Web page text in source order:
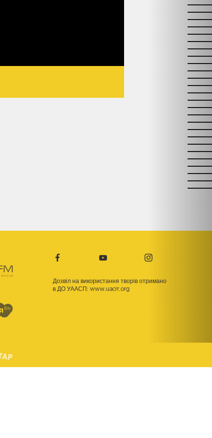
Дозвіл на використання творів отримано
в ДО УААСП: www.uacrr.org